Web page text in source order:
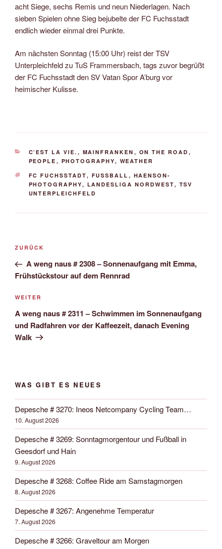
acht Siege, sechs Remis und neun Niederlagen. Nach
sieben Spielen ohne Sieg bejubelte der FC Fuchsstadt
endlich wieder einmal drei Punkte.
Am nächsten Sonntag (15:00 Uhr) reist der TSV
Unterpleichfeld zu TuS Frammersbach, tags zuvor begrüßt
der FC Fuchsstadt den SV Vatan Spor A’burg vor
heimischer Kulisse.
KATEGORIEN
C’EST LA VIE. , MAINFRANKEN , ON THE ROAD ,
PEOPLE , PHOTOGRAPHY, WEATHER
SCHLAGWÖRTER
FC FUCHSSTADT, FUSSBALL , HAENSON-
PHOTOGRAPHY, LANDESLIGA NORDWEST, TSV
UNTERPLEICHFELD
Beitrags-
Vorheriger
Beitrag
ZURÜCK
A weng naus # 2308 – Sonnenaufgang mit Emma,
Frühstückstour auf dem Rennrad
Nächster
Beitrag
WEITER
A weng naus # 2311 – Schwimmen im Sonnenaufgang
und Radfahren vor der Kaffeezeit, danach Evening
Walk
WAS GIBT ES NEUES
Depesche # 3270: Ineos Netcompany Cycling Team…
10. August 2026
Depesche # 3269: Sonntagmorgentour und Fußball in
Geesdorf und Hain
9. August 2026
Depesche # 3268: Coffee Ride am Samstagmorgen
8. August 2026
Depesche # 3267: Angenehme Temperatur
7. August 2026
Depesche # 3266: Graveltour am Morgen